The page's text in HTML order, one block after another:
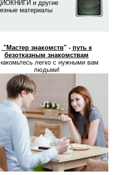
и другие
материалы
"Мастер знакомств" - путь к
безотказным знакомствам
легко с нужными вам
людьми!